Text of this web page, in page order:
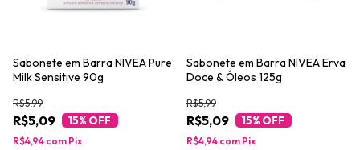
Sabonete em Barra NIVEA Pure
Milk Sensitive 90g
R$5,09
R$5,99
15% OFF
R$4,94 com Pix
Sabonete em Barra NIVEA Erva
Doce & Óleos 125g
R$5,09
R$5,99
15% OFF
R$4,94 com Pix